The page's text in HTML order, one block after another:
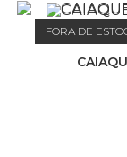
FORA DE